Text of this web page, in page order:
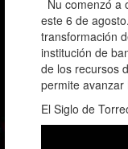
Nu comenzó a
este 6 de
transformación
institución de
de los recursos
permite
El Siglo de